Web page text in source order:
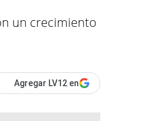
un crecimiento
Agregar LV12 en